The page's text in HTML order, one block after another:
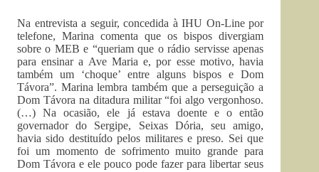
Na entrevista a seguir, concedida à IHU On-Line por
telefone, Marina comenta que os bispos divergiam
sobre o MEB e “queriam que o rádio servisse apenas
para ensinar a Ave Maria e, por esse motivo, havia
também um ‘choque’ entre alguns bispos e Dom
Távora”. Marina lembra também que a perseguição a
Dom Távora na ditadura militar “foi algo vergonhoso.
(…) Na ocasião, ele já estava doente e o então
governador do Sergipe, Seixas Dória, seu amigo,
havia sido destituído pelos militares e preso. Sei que
foi um momento de sofrimento muito grande para
Dom Távora e ele pouco pode fazer para libertar seus